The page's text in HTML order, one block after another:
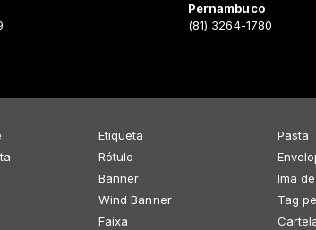
Pernambuco
(81) 3264-1780
Etiqueta
Rótulo
Banner
Wind Banner
Faixa
Pasta
Imã
Tag